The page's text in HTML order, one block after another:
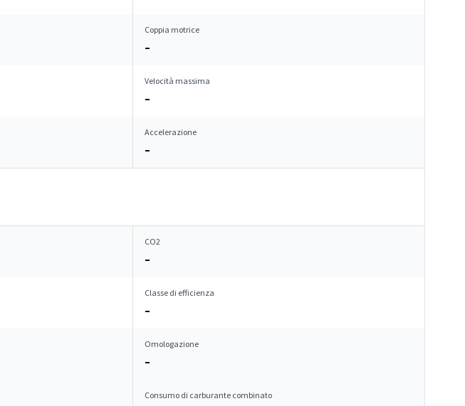
Coppia motrice
–
Velocità massima
–
Accelerazione
–
CO2
–
Classe di efficienza
–
Omologazione
–
Consumo di carburante combinato